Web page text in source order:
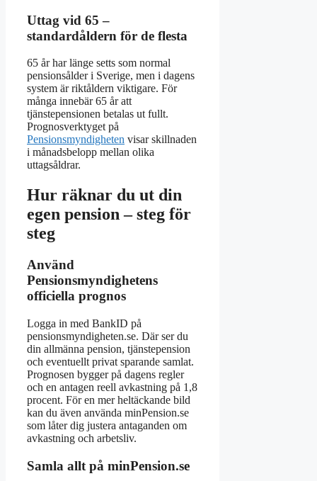
Uttag vid 65 –
standardåldern för de flesta
65 år har länge setts som normal
pensionsålder i Sverige, men i dagens
system är riktåldern viktigare. För
många innebär 65 år att
tjänstepensionen betalas ut fullt.
Prognosverktyget på
Pensionsmyndigheten visar skillnaden
i månadsbelopp mellan olika
uttagsåldrar.
Hur räknar du ut din
egen pension – steg för
steg
Använd
Pensionsmyndighetens
officiella prognos
Logga in med BankID på
pensionsmyndigheten.se. Där ser du
din allmänna pension, tjänstepension
och eventuellt privat sparande samlat.
Prognosen bygger på dagens regler
och en antagen reell avkastning på 1,8
procent. För en mer heltäckande bild
kan du även använda minPension.se
som låter dig justera antaganden om
avkastning och arbetsliv.
Samla allt på minPension.se